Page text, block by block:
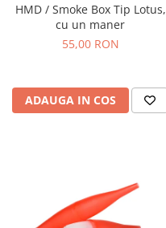
HMD / Smoke Box Tip Lotus,
cu un maner
55,00 RON
ADAUGA IN COS